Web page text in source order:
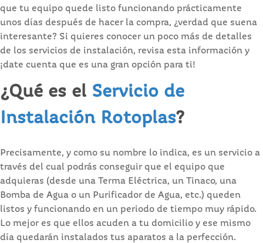
que tu equipo quede listo funcionando prácticamente
unos días después de hacer la compra, ¿verdad que suena
interesante? Si quieres conocer un poco más de detalles
de los servicios de instalación, revisa esta información y
¡date cuenta que es una gran opción para ti!
¿Qué es el Servicio de
Instalación Rotoplas?
Precisamente, y como su nombre lo indica, es un servicio a
través del cual podrás conseguir que el equipo que
adquieras (desde una Terma Eléctrica, un Tinaco, una
Bomba de Agua o un Purificador de Agua, etc.) queden
listos y funcionando en un periodo de tiempo muy rápido.
Lo mejor es que ellos acuden a tu domicilio y ese mismo
día quedarán instalados tus aparatos a la perfección.